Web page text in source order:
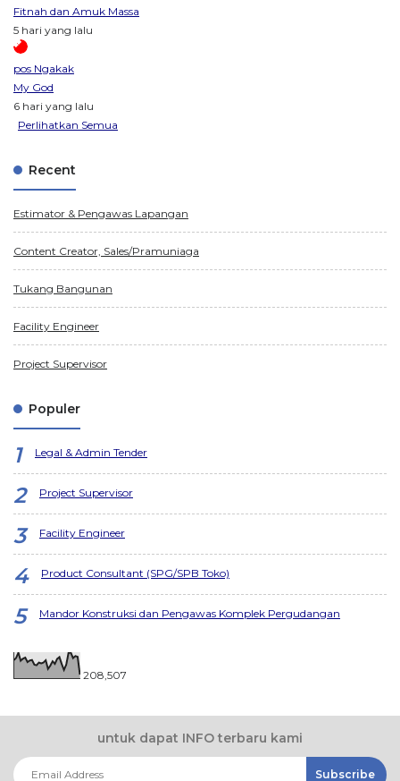
Fitnah dan Amuk Massa
5 hari yang lalu
pos Ngakak
My God
6 hari yang lalu
Perlihatkan Semua
Recent
Estimator & Pengawas Lapangan
Content Creator, Sales/Pramuniaga
Tukang Bangunan
Facility Engineer
Project Supervisor
Populer
Legal & Admin Tender
Project Supervisor
Facility Engineer
Product Consultant (SPG/SPB Toko)
Mandor Konstruksi dan Pengawas Komplek Pergudangan
208,507
untuk dapat INFO terbaru kami